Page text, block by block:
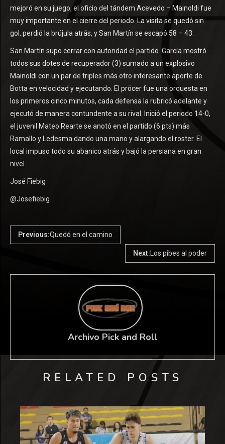
mejoró en su juego, el oficio del tándem Acevedo – Mainoldi fue
muy importante en el cierre del periodo. La visita se quedó sin
gol, perdió la brújula atrás, y San Martín se escapó 58 – 43.
San Martín supo cerrar con autoridad el partido. García mostró
todos sus dotes de recuperador (3) sumado a un explosivo
Mainoldi con un par de triples más otro interesante aporte de
Botta en velocidad y ejecutando. El prócer fue una orquesta en
los primeros cinco minutos, cada defensa la rubricó adelante y
ejecutó de manera contundente a su rival. Inició el periodo 14-0,
el juvenil Mateo Rearte se anotó en el partido (6 pts) más
Ramallo y Ledesma dando una mano y alargando el roster. El
local impuso todo su abanico atrás y bajó la persiana en gran
nivel.
José Fiebig
@Josefiebig
Previous:Quedó en el camino
Next: Los pibes al poder
Archivo Pick and Roll
RELATED POSTS